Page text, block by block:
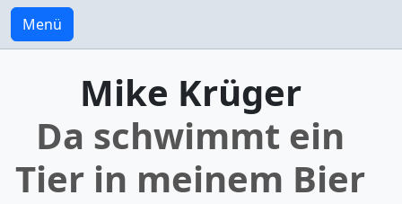
Menü
Mike Krüger
Da schwimmt ein
Tier in meinem Bier